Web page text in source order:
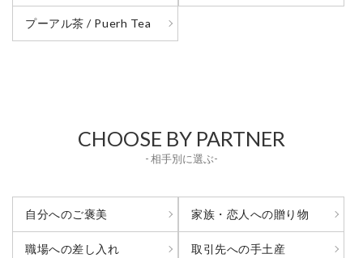
プーアル茶 / Puerh Tea
CHOOSE BY PARTNER
- 相手別に選ぶ-
自分へのご褒美 家族・恋人への贈り物
職場への差し入れ 取引先への手土産